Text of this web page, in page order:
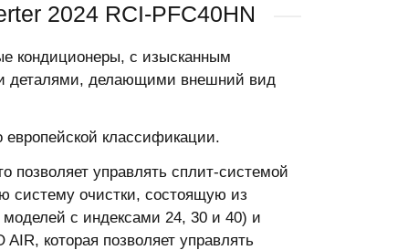
2024 RCI-PFC40HN
кондиционеры, с изысканным
деталями, делающими внешний вид
европейской классификации.
позволяет управлять сплит-системой
систему очистки, состоящую из
с индексами 24, 30 и 40) и
которая позволяет управлять